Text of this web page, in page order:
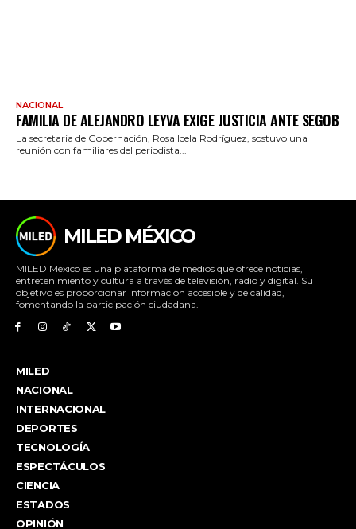
NACIONAL
FAMILIA DE ALEJANDRO LEYVA EXIGE JUSTICIA ANTE SEGOB
La secretaria de Gobernación, Rosa Icela Rodríguez, sostuvo una
reunión con familiares del periodista...
MILED MÉXICO
MILED México es una plataforma de medios que ofrece noticias,
entretenimiento y cultura a través de televisión, radio y digital. Su
objetivo es proporcionar información accesible y de calidad,
fomentando la participación ciudadana.
MILED
NACIONAL
INTERNACIONAL
DEPORTES
TECNOLOGÍA
ESPECTÁCULOS
CIENCIA
ESTADOS
OPINIÓN